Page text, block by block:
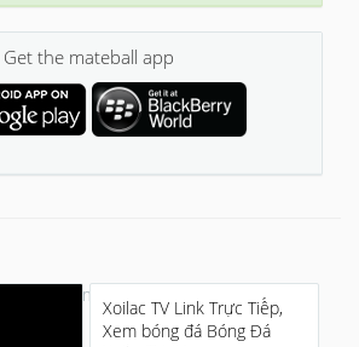
Get the mateball app
Xoilac TV Link Trực Tiếp,
Xem bóng đá Bóng Đá
No more